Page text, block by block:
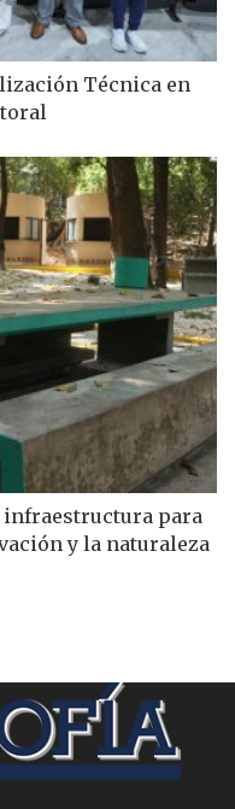
Técnica en
infraestructura para
y la naturaleza